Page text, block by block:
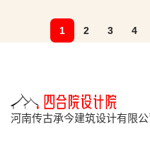
1 2 3 4
河南传古承今建筑设计有限公